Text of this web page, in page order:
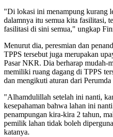
"Di lokasi ini menampung kurang
dalamnya itu semua kita fasilitasi,
fasilitasi di sini semua," ungkap
Menurut dia, peresmian dan
TPPS tersebut juga merupakan
Pasar NKR. Dia berharap mudah-
memiliki ruang dagang di TPPS
dan mengikuti aturan dari
"Alhamdulillah setelah ini nanti,
kesepahaman bahwa lahan ini
penampungan kira-kira 2 tahun,
pemilik lahan tidak boleh
katanya.